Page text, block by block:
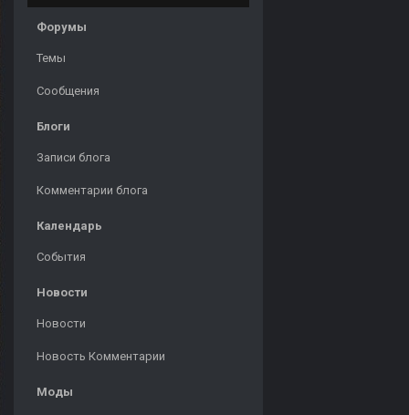
Форумы
Темы
Сообщения
Блоги
Записи блога
Комментарии блога
Календарь
События
Новости
Новости
Новость Комментарии
Моды